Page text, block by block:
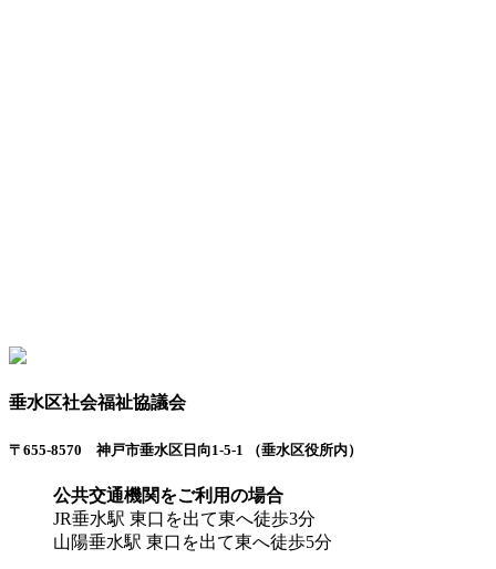
垂水区社会福祉協議会
〒655-8570 神戸市垂水区日向1-5-1 （垂水区役所内）
公共交通機関をご利用の場合
JR垂水駅 東口を出て東へ徒歩3分
山陽垂水駅 東口を出て東へ徒歩5分